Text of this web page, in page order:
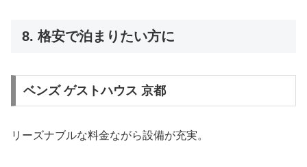
8. 格安で泊まりたい方に
ベンズ ゲストハウス 京都
リーズナブルな料金ながら設備が充実。